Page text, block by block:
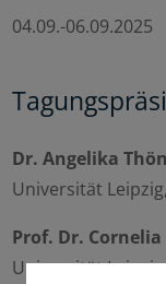
04.09.-06.09.2025
Dr. Angelika
Universität
Prof. Dr. Cornelia
Universität